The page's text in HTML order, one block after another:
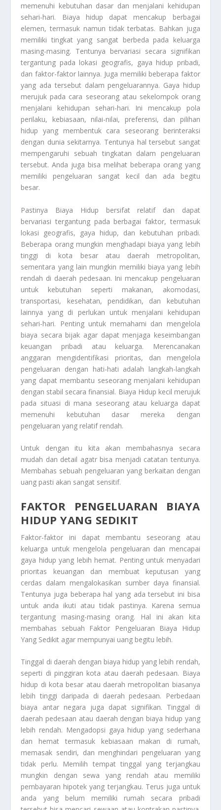
memenuhi kebutuhan dasar dan menjalani kehidupan
sehari-hari. Biaya hidup dapat mencakup berbagai
elemen, termasuk namun tidak terbatas. Bahkan juga
memiliki tingkat yang sangat berbeda pada keluarga
masing-masing. Tentunya bervariasi secara signifikan
tergantung pada lokasi geografis, gaya hidup pribadi,
dan faktor-faktor lainnya. Juga memiliki beberapa faktor
yang ada tersebut dalam pengeluarannya. Gaya hidup
merujuk pada cara seseorang atau sekelompok orang
menjalani kehidupan sehari-hari. Ini mencakup pola
perilaku, kebiasaan, nilai-nilai, preferensi, dan pilihan
hidup yang membentuk cara seseorang berinteraksi
dengan dunia sekitarnya. Tentunya hal tersebut sangat
mempengaruhi sebuah tingkatan dalam pengeluaran
tersebut. Anda juga bisa melihat beberapa orang yang
memiliki pengeluaran sangat kecil dan ada begitu
besar.
Pastinya Biaya Hidup bersifat relatif dan dapat
bervariasi tergantung pada berbagai faktor, termasuk
lokasi geografis, gaya hidup, dan kebutuhan pribadi.
Beberapa orang mungkin menghadapi biaya yang lebih
tinggi di kota besar atau daerah metropolitan,
sementara yang lain mungkin memiliki biaya yang lebih
rendah di daerah pedesaan. Ini mencakup pengeluaran
untuk kebutuhan seperti makanan, akomodasi,
transportasi, kesehatan, pendidikan, dan kebutuhan
lainnya yang di perlukan untuk menjalani kehidupan
sehari-hari. Penting untuk memahami dan mengelola
biaya secara bijak agar dapat menjaga keseimbangan
keuangan pribadi atau keluarga. Merencanakan
anggaran mengidentifikasi prioritas, dan mengelola
pengeluaran dengan hati-hati adalah langkah-langkah
yang dapat membantu seseorang menjalani kehidupan
dengan stabil secara finansial. Biaya Hidup kecil merujuk
pada situasi di mana seseorang atau keluarga dapat
memenuhi kebutuhan dasar mereka dengan
pengeluaran yang relatif rendah.
Untuk dengan itu kita akan membahasnya secara
mudah dan detail agatr bisa menjadi catatan tentunya.
Membahas sebuah pengeluaran yang berkaitan dengan
uang pasti akan sangat sensitif.
FAKTOR PENGELUARAN BIAYA
HIDUP YANG SEDIKIT
Faktor-faktor ini dapat membantu seseorang atau
keluarga untuk mengelola pengeluaran dan mencapai
gaya hidup yang lebih hemat. Penting untuk menyadari
prioritas keuangan dan membuat keputusan yang
cerdas dalam mengalokasikan sumber daya finansial.
Tentunya juga beberapa hal yang ada tersebut ini bisa
untuk anda ikuti atau tidak pastinya. Karena semua
tergantung masing-masing orang. Hal ini akan kita
membahas sebuah Faktor Pengeluaran Biaya Hidup
Yang Sedikit agar mempunyai uang begitu lebih.
Tinggal di daerah dengan biaya hidup yang lebih rendah,
seperti di pinggiran kota atau daerah pedesaan. Biaya
hidup di kota besar atau daerah metropolitan biasanya
lebih tinggi daripada di daerah pedesaan. Perbedaan
biaya antar negara juga dapat signifikan. Tinggal di
daerah pedesaan atau daerah dengan biaya hidup yang
lebih rendah. Mengadopsi gaya hidup yang sederhana
dan hemat termasuk kebiasaan makan di rumah,
memasak sendiri, dan menghindari pengeluaran yang
tidak perlu. Memilih tempat tinggal yang terjangkau
mungkin dengan sewa yang rendah atau memiliki
pembayaran hipotek yang terjangkau. Terus juga untuk
anda yang belum memiliki rumah secara pribadi